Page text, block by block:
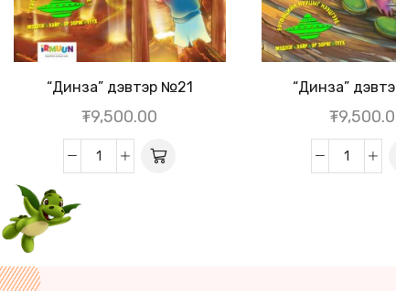
“Динза” дэвтэр №21
₮9,500.00
“Динза”
₮